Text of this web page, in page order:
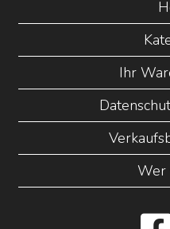
Ihr
Wer